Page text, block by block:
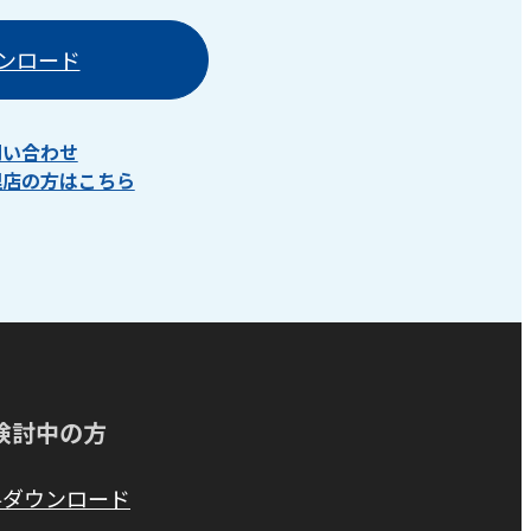
ロード
合わせ
の方はこちら
討中の方
ウンロード